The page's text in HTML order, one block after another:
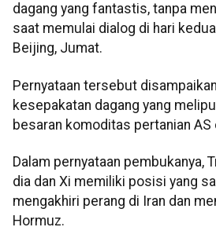
dagang yang fantastis, tanpa
saat memulai dialog di hari
Beijing, Jumat.
Pernyataan tersebut
kesepakatan dagang yang
besaran komoditas pertanian AS
Dalam pernyataan pembukanya,
dia dan Xi memiliki posisi yang
mengakhiri perang di Iran dan
Hormuz.